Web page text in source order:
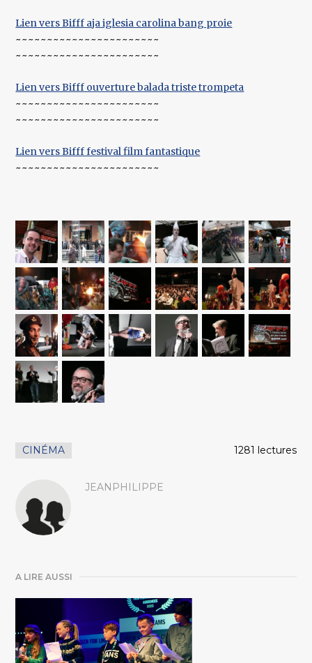
Lien vers Bifff aja iglesia carolina bang proie
~~~~~~~~~~~~~~~~~~~~~~~
~~~~~~~~~~~~~~~~~~~~~~~
Lien vers Bifff ouverture balada triste trompeta
~~~~~~~~~~~~~~~~~~~~~~~
~~~~~~~~~~~~~~~~~~~~~~~
Lien vers Bifff festival film fantastique
~~~~~~~~~~~~~~~~~~~~~~~
CINÉMA 1281 lectures
JEANPHILIPPE
A LIRE AUSSI